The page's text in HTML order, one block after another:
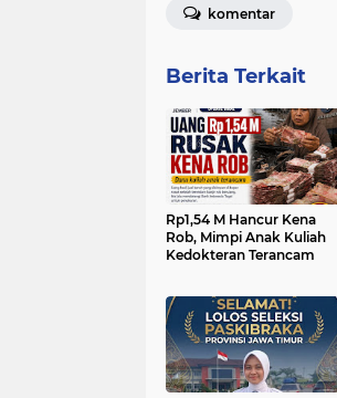
komentar
Berita Terkait
Rp1,54 M Hancur Kena
Rob, Mimpi Anak Kuliah
Kedokteran Terancam